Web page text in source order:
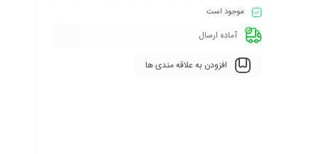
موجود است
آماده ارسال
افزودن به علاقه مندی ها